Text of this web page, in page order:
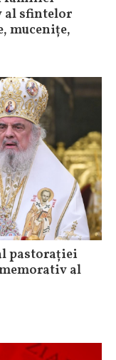
al sfintelor
mucenițe,
pastorației
al